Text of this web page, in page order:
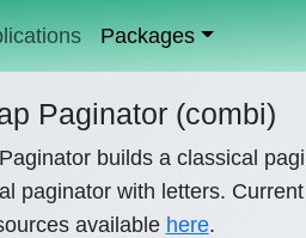
Packages
Paginator (combi)
builds a classical
paginator with letters.
available here.